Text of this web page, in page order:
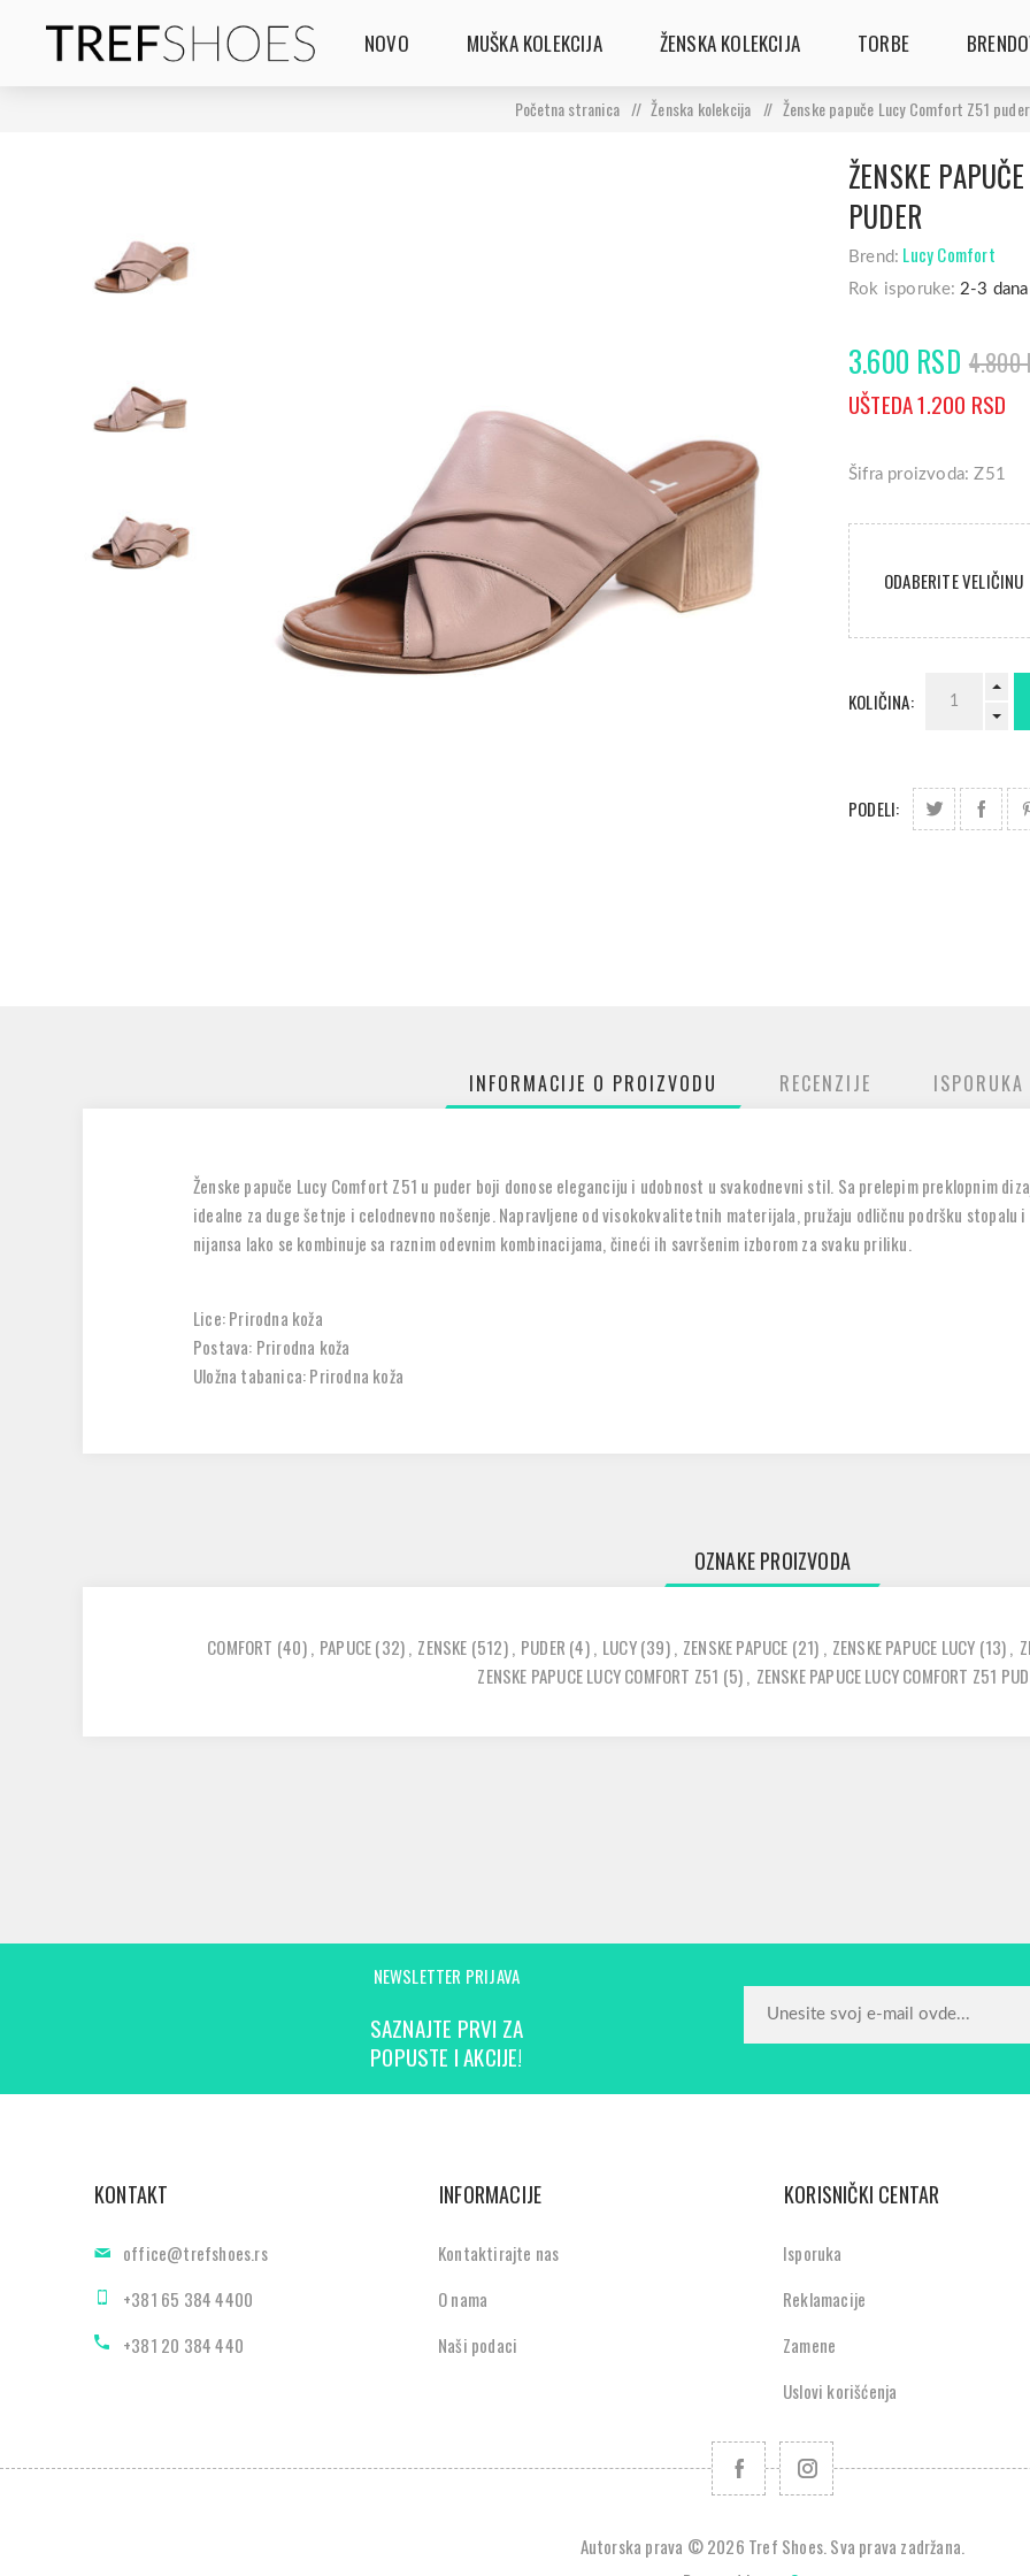
NOVO MUŠKA KOLEKCIJA ŽENSKA KOLEKCIJA TORBE
Početna stranica / Ženska kolekcija / Ženske papuče Lucy Comfort Z51 puder
ŽENSKE
PUDER
Brend: Lucy Comfort
Rok isporuke: 2-3 dana
3.600 RSD 4.800
UŠTEDA 1.200 RSD
Šifra proizvoda: Z51
ODABERITE VELIČINU
KOLIČINA:
PODELI:
INFORMACIJE O PROIZVODU RECENZIJE ISPORUKA
Ženske papuče Lucy Comfort Z51 u puder boji donose eleganciju i udobnost u svakodnevni stil. Sa prelepim preklopnim
idealne za duge šetnje i celodnevno nošenje. Napravljene od visokokvalitetnih materijala, pružaju odličnu podršku stopalu
nijansa lako se kombinuje sa raznim odevnim kombinacijama, čineći ih savršenim izborom za svaku priliku.
Lice: Prirodna koža
Postava: Prirodna koža
Uložna tabanica: Prirodna koža
OZNAKE PROIZVODA
COMFORT (40), PAPUCE(32), ZENSKE (512), PUDER (4), LUCY(39), ZENSKE PAPUCE (21) , ZENSKE PAPUCE LUCY (13),
ZENSKE PAPUCE LUCY COMFORT Z51 (5), ZENSKE PAPUCE LUCY COMFORT Z51
NEWSLETTER PRIJAVA
SAZNAJTE PRVI ZA
POPUSTE I AKCIJE!
KONTAKT
office@trefshoes.rs
+381 65 384 4400
+381 20 384 440
INFORMACIJE
Kontaktirajte nas
O nama
Naši podaci
KORISNIČKI CENTAR
Isporuka
Reklamacije
Zamene
Uslovi korišćenja
Autorska prava © 2026 Tref Shoes. Sva prava zadržana.